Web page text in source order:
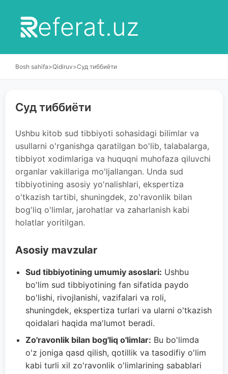
eferat.uz
Bosh sahifa>Qidiruv>Суд тиббиёти
Суд тиббиёти
Ushbu kitob sud tibbiyoti sohasidagi bilimlar va
usullarni o'rganishga qaratilgan bo'lib, talabalarga,
tibbiyot xodimlariga va huquqni muhofaza qiluvchi
organlar vakillariga mo'ljallangan. Unda sud
tibbiyotining asosiy yo'nalishlari, ekspertiza
o'tkazish tartibi, shuningdek, zo'ravonlik bilan
bog'liq o'limlar, jarohatlar va zaharlanish kabi
holatlar yoritilgan.
Asosiy mavzular
Sud tibbiyotining umumiy asoslari: Ushbu
bo'lim sud tibbiyotining fan sifatida paydo
bo'lishi, rivojlanishi, vazifalari va roli,
shuningdek, ekspertiza turlari va ularni o'tkazish
qoidalari haqida ma'lumot beradi.
Zo'ravonlik bilan bog'liq o'limlar: Bu bo'limda
o'z joniga qasd qilish, qotillik va tasodifiy o'lim
kabi turli xil zo'ravonlik o'limlarining sabablari